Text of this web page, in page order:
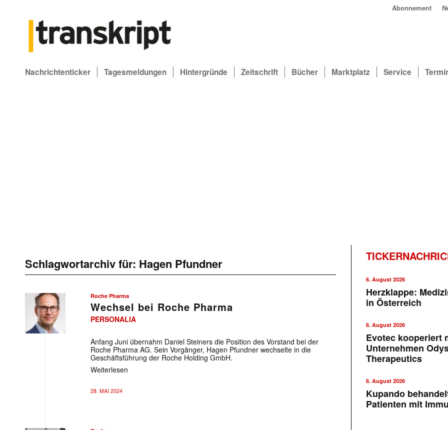
Abonnement
Nachrichtenticker Tagesmeldungen Hintergründe Zeitschrift Bücher Marktplatz Service
Schlagwortarchiv für: Hagen Pfundner
Roche
Roche Pharma
Wechsel bei Roche Pharma
PERSONALIA
Anfang Juni übernahm Daniel Steiners die Position des Vorstand bei der
Roche Pharma AG. Sein Vorgänger, Hagen Pfundner wechselte in die
Geschäftsführung der Roche Holding GmbH.
Weiterlesen
28. MAI 2024
6. August 2026
Herzklappe:
in Österreich
6. August 2026
Evotec kooperiert
Unternehmen
Therapeutics
6. August 2026
Kupando
Patienten mit